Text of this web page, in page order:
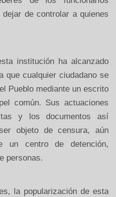
de controlar a quienes
institución ha alcanzado
que cualquier ciudadano se
Pueblo mediante un escrito
común. Sus actuaciones
y los documentos así
objeto de censura, aún
un centro de detención,
personas.
la popularización de esta